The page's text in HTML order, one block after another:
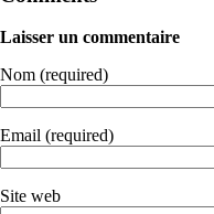
Laisser un commentaire
Nom (required)
Email (required)
Site web